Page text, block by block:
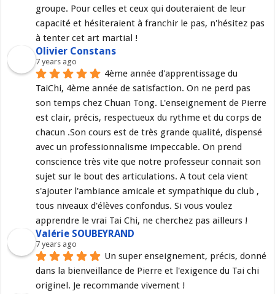
groupe. Pour celles et ceux qui douteraient de leur
capacité et hésiteraient à franchir le pas, n'hésitez pas
à tenter cet art martial !
Olivier Constans
7 years ago
4ème année d'apprentissage du
TaiChi, 4ème année de satisfaction. On ne perd pas
son temps chez Chuan Tong. L'enseignement de Pierre
est clair, précis, respectueux du rythme et du corps de
chacun .Son cours est de très grande qualité, dispensé
avec un professionnalisme impeccable. On prend
conscience très vite que notre professeur connait son
sujet sur le bout des articulations. A tout cela vient
s'ajouter l'ambiance amicale et sympathique du club ,
tous niveaux d'élèves confondus. Si vous voulez
apprendre le vrai Tai Chi, ne cherchez pas ailleurs !
Valérie SOUBEYRAND
7 years ago
Un super enseignement, précis, donné
dans la bienveillance de Pierre et l'exigence du Tai chi
originel. Je recommande vivement !